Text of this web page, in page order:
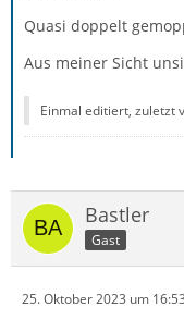
Quasi doppelt
Aus meiner Sicht
Einmal editiert, zuletzt
Bastler
Gast
25. Oktober 2023 um 16:53